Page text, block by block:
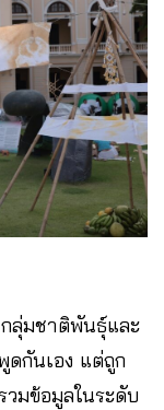
ลุ่มชาติพันธุ์และ
กันเอง แต่ถูก
มข้อมูลในระดับ